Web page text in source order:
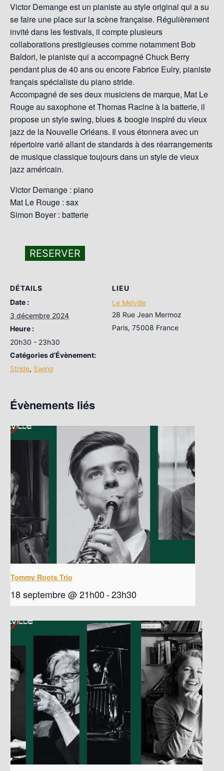
Victor Demange est un pianiste au style original qui a su
se faire une place sur la scène française. Régulièrement
invité dans les festivals, il compte plusieurs
collaborations prestigieuses comme notamment Bob
Baldori, le pianiste qui a accompagné Chuck Berry
pendant plus de 40 ans ou encore Fabrice Eulry, pianiste
français spécialiste du piano stride.
Accompagné de ses deux musiciens de marque, Mat Le
Rouge au saxophone et Thomas Racine à la batterie, il
propose un style swing, blues & boogie inspiré du vieux
jazz de la Nouvelle Orléans. Il vous étonnera avec un
répertoire varié allant de standards à des réarrangements
de musique classique toujours dans un style de vieux
jazz américain.
Victor Demange : piano
Mat Le Rouge : sax
Simon Boyer : batterie
RESERVER
DÉTAILS
Date :
3 décembre 2024
Heure :
20h30 - 23h30
Catégories d’Évènement:
Stride, Swing
LIEU
Le Melville
28 Rue Jean Mermoz
Paris, 75008 France
Évènements liés
Tommy Roots Trio
18 septembre @ 21h00-23h30